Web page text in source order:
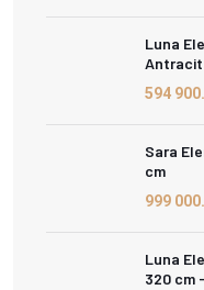
Luna
Antracit
594
Sara
cm
999
Luna
320 cm